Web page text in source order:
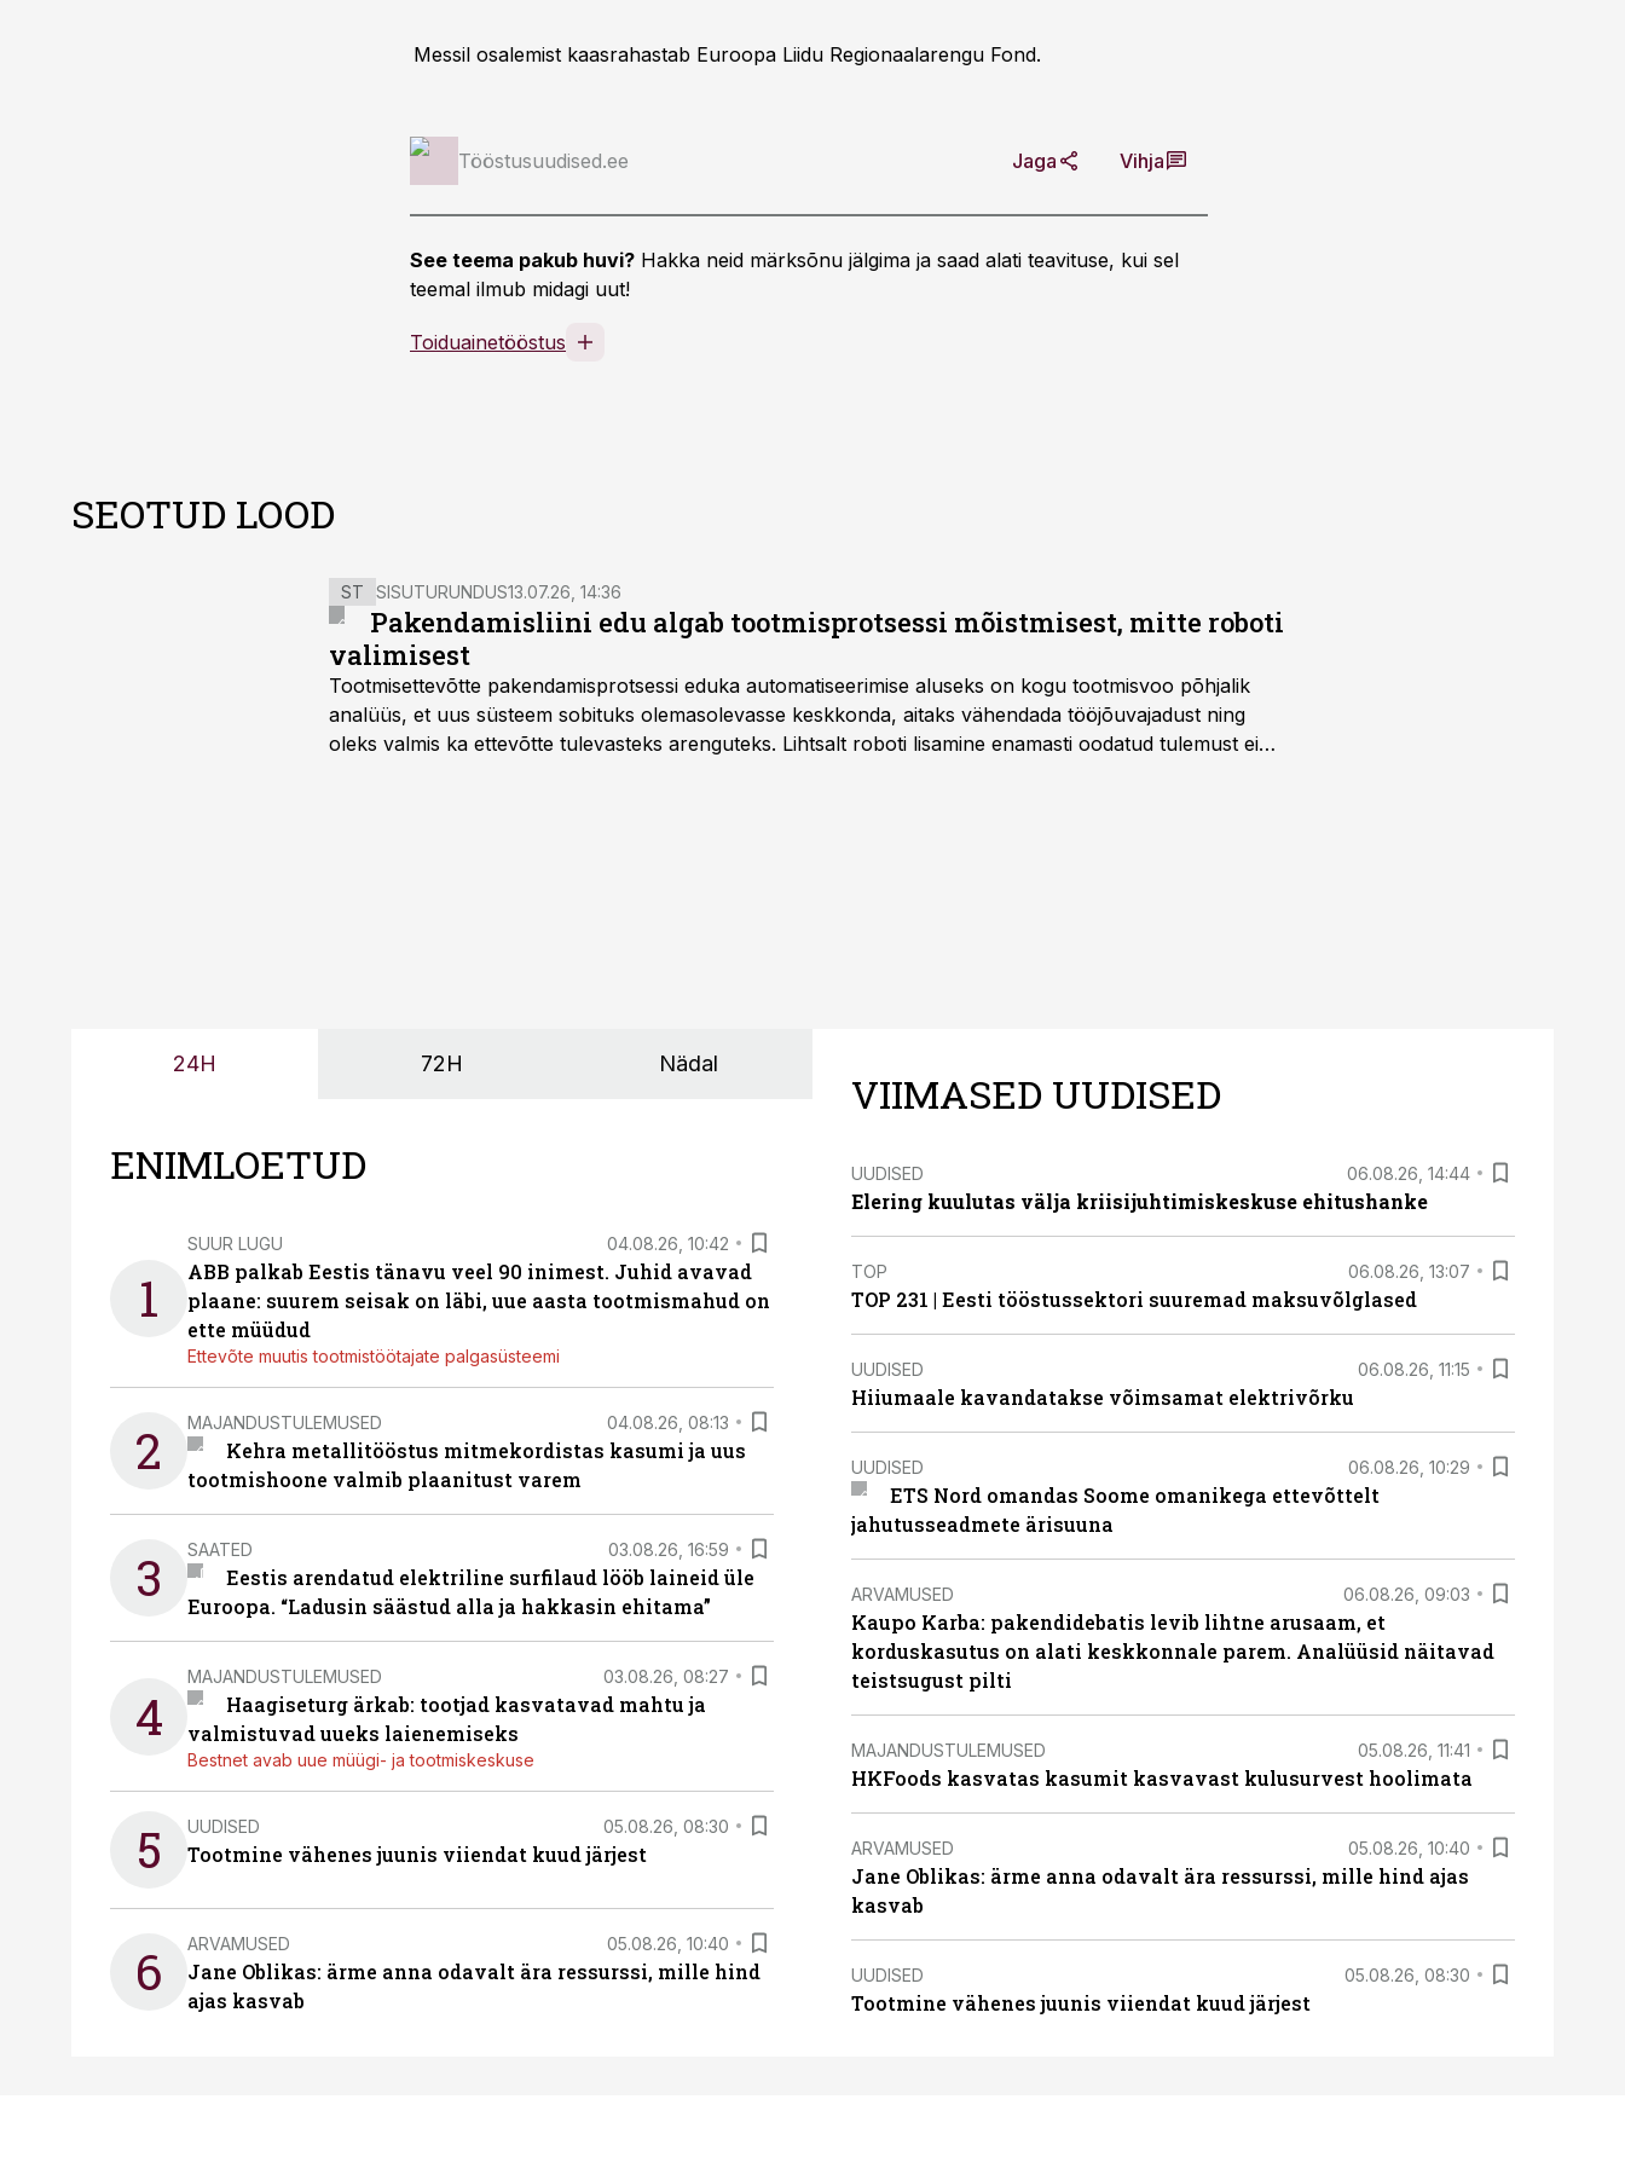
Messil osalemist kaasrahastab Euroopa Liidu Regionaalarengu Fond.
Tööstusuudised.ee Jaga Vihja
See teema pakub huvi? Hakka neid märksõnu jälgima ja saad alati teavituse, kui sel
teemal ilmub midagi uut!
Toiduainetööstus
SEOTUD LOOD
ST SISUTURUNDUS13.07.26, 14:36
Pakendamisliini edu algab tootmisprotsessi mõistmisest, mitte roboti
valimisest
Tootmisettevõtte pakendamisprotsessi eduka automatiseerimise aluseks on kogu tootmisvoo põhjalik
analüüs, et uus süsteem sobituks olemasolevasse keskkonda, aitaks vähendada tööjõuvajadust ning
oleks valmis ka ettevõtte tulevasteks arenguteks. Lihtsalt roboti lisamine enamasti oodatud tulemust ei
24H 72H Nädal
ENIMLOETUD
1
SUUR LUGU 04.08.26, 10:42
ABB palkab Eestis tänavu veel 90 inimest. Juhid avavad
plaane: suurem seisak on läbi, uue aasta tootmismahud on
ette müüdud
Ettevõte muutis tootmistöötajate palgasüsteemi
2 MAJANDUSTULEMUSED 04.08.26, 08:13
Kehra metallitööstus mitmekordistas kasumi ja uus
tootmishoone valmib plaanitust varem
3 SAATED 03.08.26, 16:59
Eestis arendatud elektriline surfilaud lööb laineid üle
Euroopa. “Ladusin säästud alla ja hakkasin ehitama”
4
MAJANDUSTULEMUSED 03.08.26, 08:27
Haagiseturg ärkab: tootjad kasvatavad mahtu ja
valmistuvad uueks laienemiseks
Bestnet avab uue müügi- ja tootmiskeskuse
5 UUDISED 05.08.26, 08:30
Tootmine vähenes juunis viiendat kuud järjest
6 ARVAMUSED 05.08.26, 10:40
Jane Oblikas: ärme anna odavalt ära ressurssi, mille hind
ajas kasvab
VIIMASED UUDISED
UUDISED 06.08.26, 14:44
Elering kuulutas välja kriisijuhtimiskeskuse ehitushanke
TOP 06.08.26, 13:07
TOP 231 | Eesti tööstussektori suuremad maksuvõlglased
UUDISED 06.08.26, 11:15
Hiiumaale kavandatakse võimsamat elektrivõrku
UUDISED 06.08.26, 10:29
ETS Nord omandas Soome omanikega ettevõttelt
jahutusseadmete ärisuuna
ARVAMUSED 06.08.26, 09:03
Kaupo Karba: pakendidebatis levib lihtne arusaam, et
korduskasutus on alati keskkonnale parem. Analüüsid näitavad
teistsugust pilti
MAJANDUSTULEMUSED 05.08.26, 11:41
HKFoods kasvatas kasumit kasvavast kulusurvest hoolimata
ARVAMUSED 05.08.26, 10:40
Jane Oblikas: ärme anna odavalt ära ressurssi, mille hind ajas
kasvab
UUDISED 05.08.26, 08:30
Tootmine vähenes juunis viiendat kuud järjest